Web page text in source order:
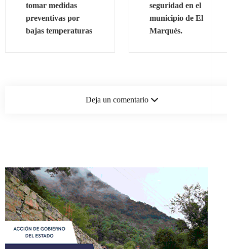
tomar medidas
preventivas por
bajas temperaturas
seguridad en el
municipio de El
Marqués.
Deja un comentario